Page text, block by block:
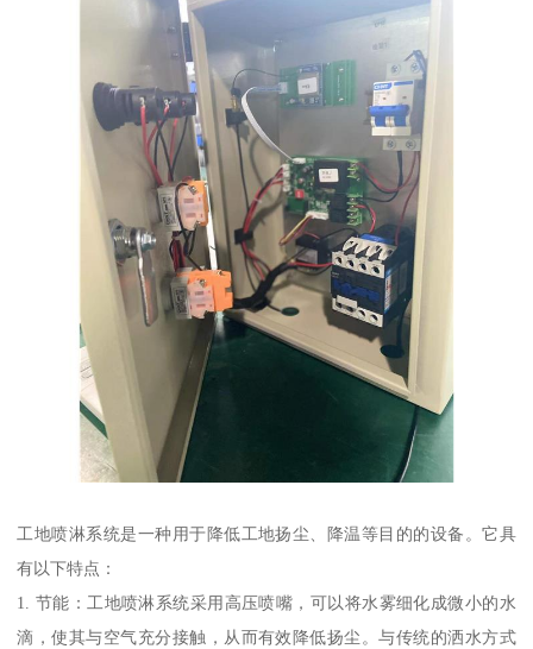
工地喷淋系统是一种用于降低工地扬尘、降温等目的的设备。它具
有以下特点：
1. 节能：工地喷淋系统采用高压喷嘴，可以将水雾细化成微小的水
滴，使其与空气充分接触，从而有效降低扬尘。与传统的洒水方式